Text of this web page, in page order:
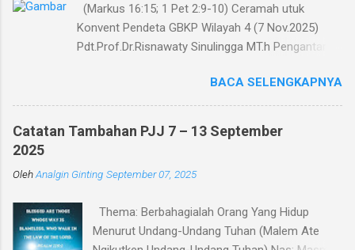
(Markus 16:15; 1 Pet 2:9-10) Ceramah utuk
Konvent Pendeta GBKP Wilayah 4 (7 Nov.2025)
Pdt.Prof.Dr.Risnawaty Sinulingga MT.h Pengantar
berharga saat ini dalam menyampaikan ceramah
tentang visi baru gereja GBKP. Ceramah ini
disampaikan menurut perumusan visi, dianalisa
berdasarkan teks acuan (Markus 16:15 dan 1
gereja dalam Tata Gereja GBKP. Rumusan visi dan
acuan Alkitab, menunjukkan bahwa GBKP memiliki
landasan dogmatis yang cukup kuat dalam
BACA SELENGKAPNYA
Catatan Tambahan PJJ 7 – 13 September
2025
OlehAnalgin Ginting September 07, 2025
Thema: Berbahagialah Orang Yang Hidup
Menurut Undang-Undang Tuhan (Malem Ate